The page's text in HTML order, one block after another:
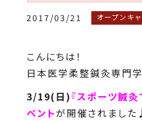
2017/03/21 オープンキ
こんにちは！
日本医学柔整鍼灸専門
3/19(日)『スポーツ鍼
ベントが開催されました